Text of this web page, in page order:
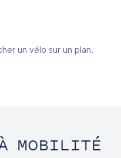
un vélo sur un plan.
MOBILITÉ